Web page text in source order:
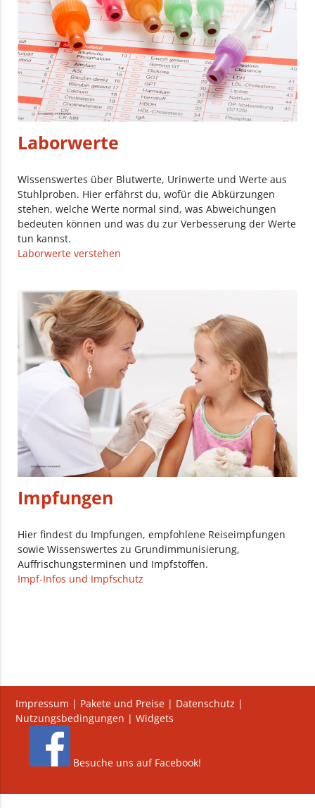
Laborwerte
Wissenswertes über Blutwerte, Urinwerte und Werte aus
Stuhlproben. Hier erfährst du, wofür die Abkürzungen
stehen, welche Werte normal sind, was Abweichungen
bedeuten können und was du zur Verbesserung der Werte
tun kannst.
Laborwerte verstehen
Impfungen
Hier findest du Impfungen, empfohlene Reiseimpfungen
sowie Wissenswertes zu Grundimmunisierung,
Auffrischungsterminen und Impfstoffen.
Impf-Infos und Impfschutz
Impressum | Pakete und Preise | Datenschutz |
Nutzungsbedingungen |Widgets
Besuche uns auf Facebook!